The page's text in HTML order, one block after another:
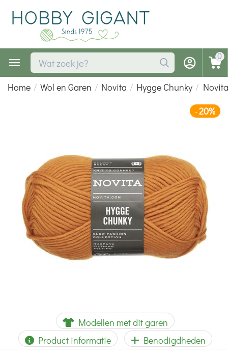
0
Home / Wol en Garen / Novita / Hygge Chunky /
-20%
Modellen met dit garen
Product informatie
Benodigdheden